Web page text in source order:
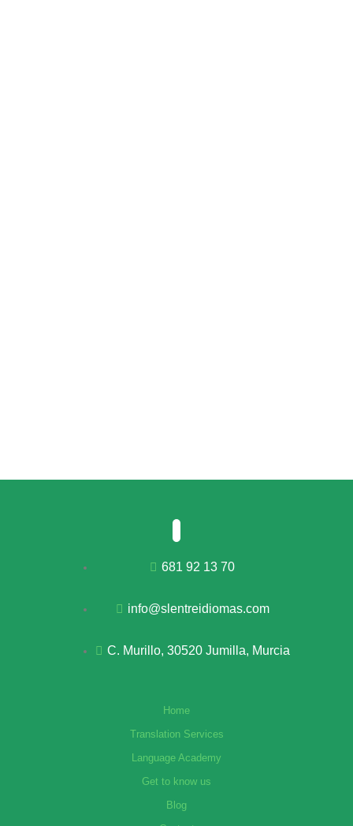
681 92 13 70
info@slentreidiomas.com
C. Murillo, 30520 Jumilla, Murcia
Home
Translation Services
Language Academy
Get to know us
Blog